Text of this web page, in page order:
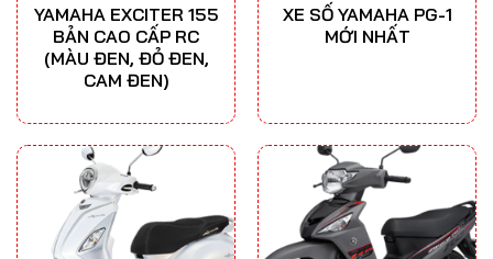
YAMAHA EXCITER 155
BẢN CAO CẤP RC
(MÀU ĐEN, ĐỎ ĐEN,
CAM ĐEN)
XE SỐ YAMAHA PG-1
MỚI NHẤT